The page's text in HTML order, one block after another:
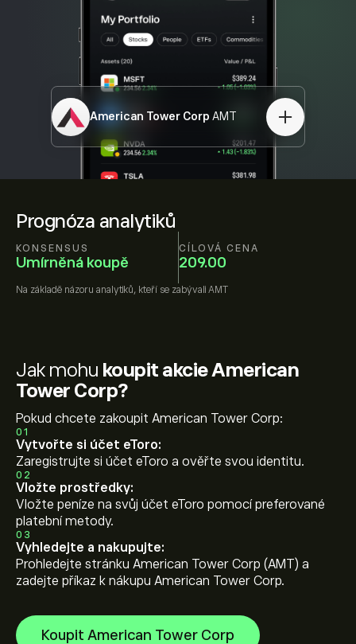
Prognóza analytiků
KONSENSUS
Umírněná koupě
CÍLOVÁ CENA
209.00
Na základě názoru analytiků, kteří se zabývali AMT
American Tower Corp AMT
Jak mohu koupit akcie American
Tower Corp?
Pokud chcete zakoupit American Tower Corp:
01
Vytvořte si účet eToro:
Zaregistrujte si účet eToro a ověřte svou identitu.
02
Vložte prostředky:
Vložte peníze na svůj účet eToro pomocí preferované
platební metody.
03
Vyhledejte a nakupujte:
Prohledejte stránku American Tower Corp (AMT) a
zadejte příkaz k nákupu American Tower Corp.
Koupit American Tower Corp